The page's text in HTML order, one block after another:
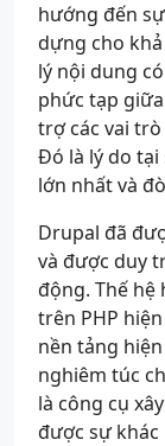
hướng đến
dựng cho
lý nội dung
phức tạp
trợ các vai
Đó là lý do tại
lớn nhất và
Drupal đã
và được duy
động. Thế hệ
trên PHP
nền tảng
nghiêm túc
là công cụ
được sự khác